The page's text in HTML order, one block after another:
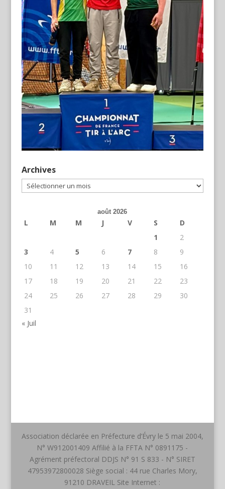
Archives
Archives
août 2026
L M M J V S
D
1
2
3
4 5 6 7 8
9
10
11 12 13 14 15
16
17
18 19 20 21 22
23
24
25 26 27 28 29
30
31
« Juil
Association déclarée en Préfecture d’Évry le 5 mai 2004,
N° W912001409 Affilié à la FFTA N° 0891175 -
Agrément préfectoral DDJS N° 91 S 833 - N° SIRET
47953972800028 Siège social : 44 rue Charles Mory,
91210 DRAVEIL Site Internet :